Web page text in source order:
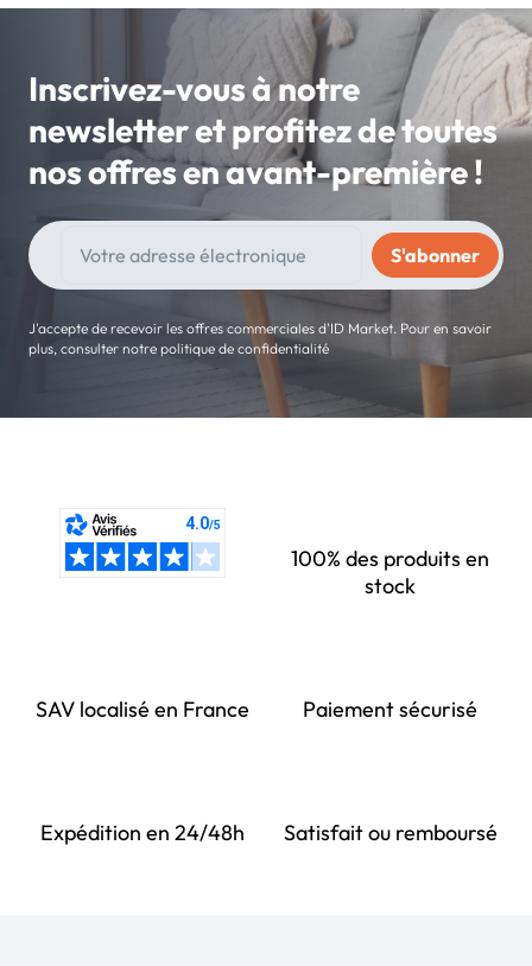
Inscrivez-vous à notre
newsletter et profitez de toutes
nos offres en avant-première !
J'accepte de recevoir les offres commerciales d'ID Market. Pour en savoir
plus, consulter notre politique de confidentialité
100% des produits en
stock
SAV localisé en France Paiement sécurisé
Expédition en 24/48h Satisfait ou remboursé